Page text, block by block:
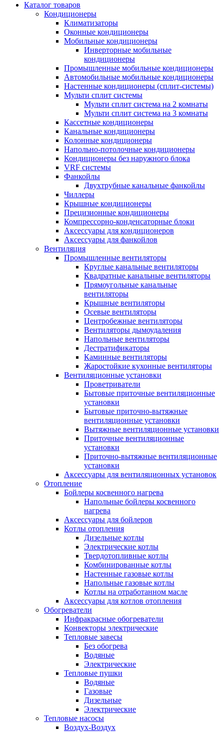
Каталог товаров
Кондиционеры
Климатизаторы
Оконные кондиционеры
Мобильные кондиционеры
Инверторные мобильные
кондиционеры
Промышленные мобильные кондиционеры
Автомобильные мобильные кондиционеры
Настенные кондиционеры (сплит-системы)
Мульти сплит системы
Мульти сплит система на 2 комнаты
Мульти сплит система на 3 комнаты
Кассетные кондиционеры
Канальные кондиционеры
Колонные кондиционеры
Напольно-потолочные кондиционеры
Кондиционеры без наружного блока
VRF системы
Фанкойлы
Двухтрубные канальные фанкойлы
Чиллеры
Крышные кондиционеры
Прецизионные кондиционеры
Компрессорно-конденсаторные блоки
Аксессуары для кондиционеров
Аксессуары для фанкойлов
Вентиляция
Промышленные вентиляторы
Круглые канальные вентиляторы
Квадратные канальные вентиляторы
Прямоугольные канальные
вентиляторы
Крышные вентиляторы
Осевые вентиляторы
Центробежные вентиляторы
Вентиляторы дымоудаления
Напольные вентиляторы
Дестратификаторы
Каминные вентиляторы
Жаростойкие кухонные вентиляторы
Вентиляционные установки
Проветриватели
Бытовые приточные вентиляционные
установки
Бытовые приточно-вытяжные
вентиляционные установки
Вытяжные вентиляционные установки
Приточные вентиляционные
установки
Приточно-вытяжные вентиляционные
установки
Аксессуары для вентиляционных установок
Отопление
Бойлеры косвенного нагрева
Напольные бойлеры косвенного
нагрева
Аксессуары для бойлеров
Котлы отопления
Дизельные котлы
Электрические котлы
Твердотопливные котлы
Комбинированные котлы
Настенные газовые котлы
Напольные газовые котлы
Котлы на отработанном масле
Аксессуары для котлов отопления
Обогреватели
Инфракрасные обогреватели
Конвекторы электрические
Тепловые завесы
Без обогрева
Водяные
Электрические
Тепловые пушки
Водяные
Газовые
Дизельные
Электрические
Тепловые насосы
Воздух-Воздух